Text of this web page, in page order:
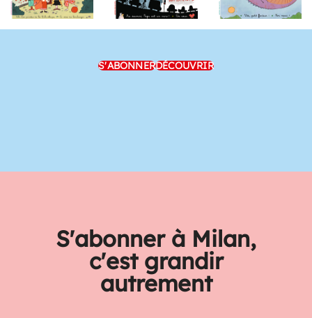
S'ABONNERDÉCOUVRIR
S'abonner à Milan,
c'est grandir
autrement